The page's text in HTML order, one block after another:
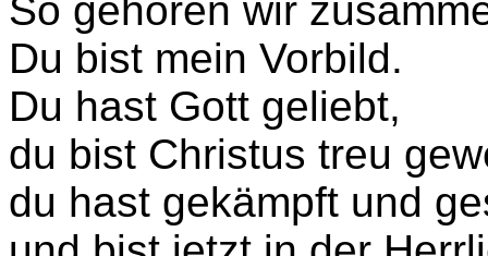
So gehören wir
Du bist mein Vorbild.
Du hast Gott geliebt,
du bist Christus treu
du hast gekämpft und